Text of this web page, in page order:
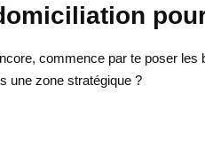
commence par te poser
une zone stratégique ?